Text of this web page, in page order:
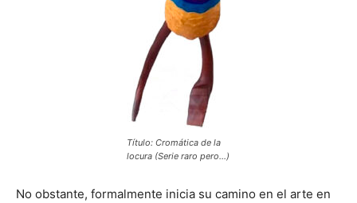
Título: Cromática de la
locura (Serie raro pero…)
No obstante, formalmente inicia su camino en el arte en